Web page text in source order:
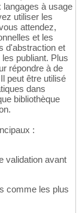
à usage
utiliser les
attendez,
et les
d'abstraction et
publiant. Plus
répondre à de
peut être utilisé
dans
bibliothèque
:
validation avant
comme les plus